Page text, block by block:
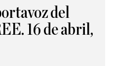
del
16 de abril,